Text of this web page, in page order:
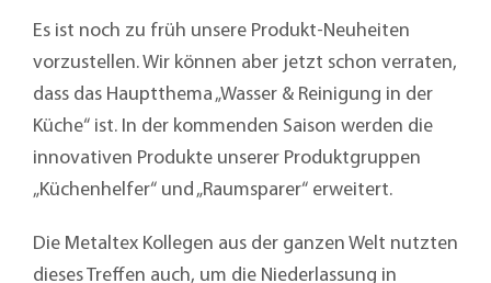
Es ist noch zu früh unsere Produkt-Neuheiten
vorzustellen. Wir können aber jetzt schon verraten,
dass das Hauptthema „Wasser & Reinigung in der
Küche“ ist. In der kommenden Saison werden die
innovativen Produkte unserer Produktgruppen
„Küchenhelfer“ und „Raumsparer“ erweitert.
Die Metaltex Kollegen aus der ganzen Welt nutzten
dieses Treffen auch, um die Niederlassung in